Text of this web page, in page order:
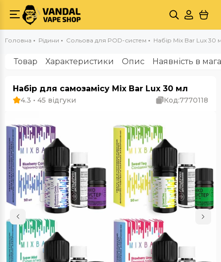
Головна Рідини Сольова для POD-систем Набір Mix Bar Lux 30
Товар Характеристики Опис Наявність в
Набір для самозамісу Mix Bar Lux 30 мл
4.3 • 45 відгуки Код:7770118